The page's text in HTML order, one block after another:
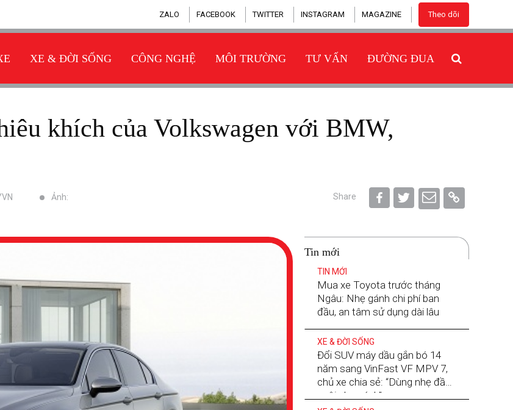
ZALO FACEBOOK TWITTER INSTAGRAM MAGAZINE Theo dõi
XE & ĐỜI SỐNG CÔNG NGHỆ MÔI TRƯỜNG TƯ VẤN ĐƯỜNG ĐUA
Ảnh: Share
Tin mới
TIN MỚI
Mua xe Toyota trước tháng
Ngâu: Nhẹ gánh chi phí ban
đầu, an tâm sử dụng dài lâu
XE & ĐỜI SỐNG
Đổi SUV máy dầu gắn bó 14
năm sang VinFast VF MPV 7,
chủ xe chia sẻ: “Dùng nhẹ đầu,
nuôi nhẹ gánh”